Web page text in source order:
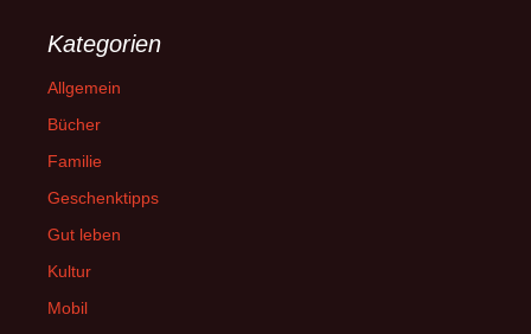
Kategorien
Allgemein
Bücher
Familie
Geschenktipps
Gut leben
Kultur
Mobil